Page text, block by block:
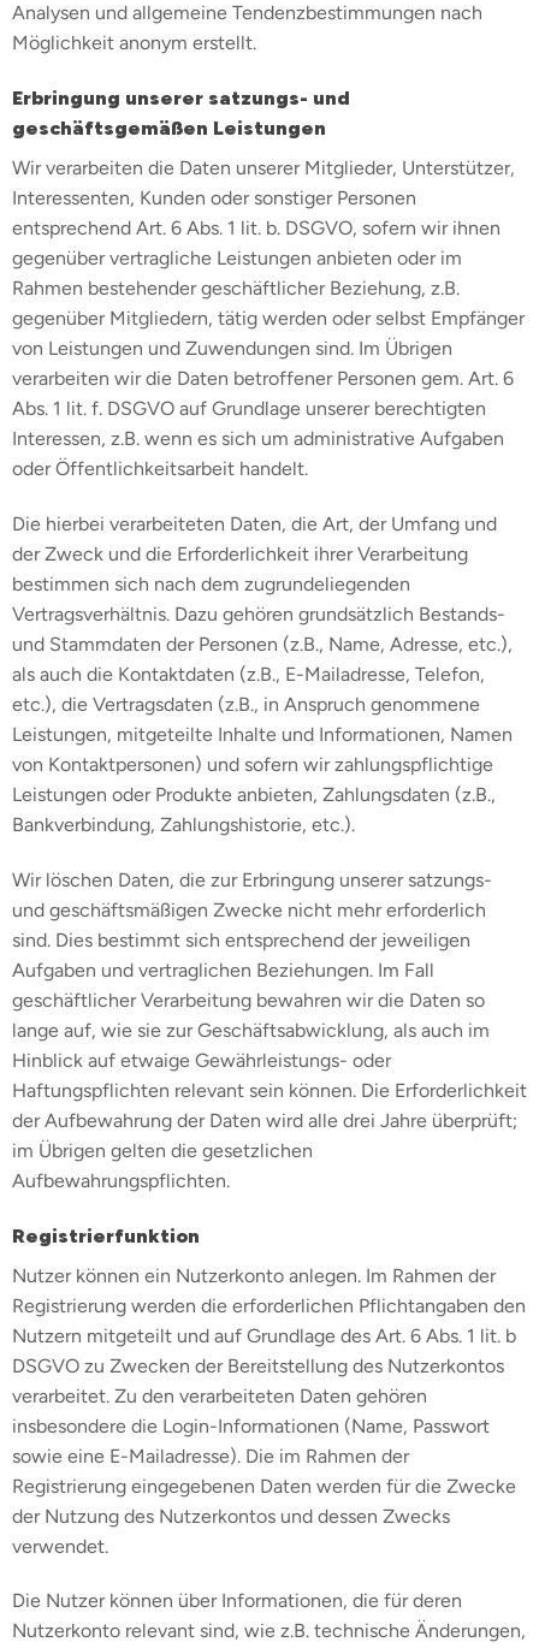
Analysen und allgemeine Tendenzbestimmungen nach
Möglichkeit anonym erstellt.
Erbringung unserer satzungs- und
geschäftsgemäßen Leistungen
Wir verarbeiten die Daten unserer Mitglieder, Unterstützer,
Interessenten, Kunden oder sonstiger Personen
entsprechend Art. 6 Abs. 1 lit. b. DSGVO, sofern wir ihnen
gegenüber vertragliche Leistungen anbieten oder im
Rahmen bestehender geschäftlicher Beziehung, z.B.
gegenüber Mitgliedern, tätig werden oder selbst Empfänger
von Leistungen und Zuwendungen sind. Im Übrigen
verarbeiten wir die Daten betroffener Personen gem. Art. 6
Abs. 1 lit. f. DSGVO auf Grundlage unserer berechtigten
Interessen, z.B. wenn es sich um administrative Aufgaben
oder Öffentlichkeitsarbeit handelt.
Die hierbei verarbeiteten Daten, die Art, der Umfang und
der Zweck und die Erforderlichkeit ihrer Verarbeitung
bestimmen sich nach dem zugrundeliegenden
Vertragsverhältnis. Dazu gehören grundsätzlich Bestands-
und Stammdaten der Personen (z.B., Name, Adresse, etc.),
als auch die Kontaktdaten (z.B., E-Mailadresse, Telefon,
etc.), die Vertragsdaten (z.B., in Anspruch genommene
Leistungen, mitgeteilte Inhalte und Informationen, Namen
von Kontaktpersonen) und sofern wir zahlungspflichtige
Leistungen oder Produkte anbieten, Zahlungsdaten (z.B.,
Bankverbindung, Zahlungshistorie, etc.).
Wir löschen Daten, die zur Erbringung unserer satzungs-
und geschäftsmäßigen Zwecke nicht mehr erforderlich
sind. Dies bestimmt sich entsprechend der jeweiligen
Aufgaben und vertraglichen Beziehungen. Im Fall
geschäftlicher Verarbeitung bewahren wir die Daten so
lange auf, wie sie zur Geschäftsabwicklung, als auch im
Hinblick auf etwaige Gewährleistungs- oder
Haftungspflichten relevant sein können. Die Erforderlichkeit
der Aufbewahrung der Daten wird alle drei Jahre überprüft;
im Übrigen gelten die gesetzlichen
Aufbewahrungspflichten.
Registrierfunktion
Nutzer können ein Nutzerkonto anlegen. Im Rahmen der
Registrierung werden die erforderlichen Pflichtangaben den
Nutzern mitgeteilt und auf Grundlage des Art. 6 Abs. 1 lit. b
DSGVO zu Zwecken der Bereitstellung des Nutzerkontos
verarbeitet. Zu den verarbeiteten Daten gehören
insbesondere die Login-Informationen (Name, Passwort
sowie eine E-Mailadresse). Die im Rahmen der
Registrierung eingegebenen Daten werden für die Zwecke
der Nutzung des Nutzerkontos und dessen Zwecks
verwendet.
Die Nutzer können über Informationen, die für deren
Nutzerkonto relevant sind, wie z.B. technische Änderungen,